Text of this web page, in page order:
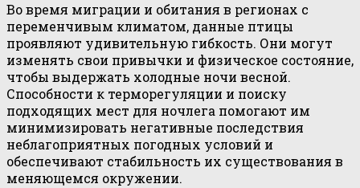
Во время миграции и обитания в регионах с
переменчивым климатом, данные птицы
проявляют удивительную гибкость. Они могут
изменять свои привычки и физическое состояние,
чтобы выдержать холодные ночи весной.
Способности к терморегуляции и поиску
подходящих мест для ночлега помогают им
минимизировать негативные последствия
неблагоприятных погодных условий и
обеспечивают стабильность их существования в
меняющемся окружении.